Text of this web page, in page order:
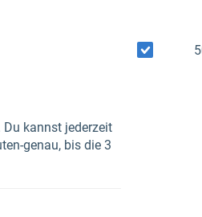
kannst jederzeit
genau, bis die 3